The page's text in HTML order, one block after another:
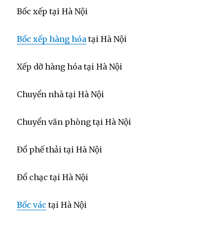
Bốc xếp tại Hà Nội
Bốc xếp hàng hóa tại Hà Nội
Xếp dỡ hàng hóa tại Hà Nội
Chuyển nhà tại Hà Nội
Chuyển văn phòng tại Hà Nội
Đổ phế thải tại Hà Nội
Đổ chạc tại Hà Nội
Bốc vác tại Hà Nội